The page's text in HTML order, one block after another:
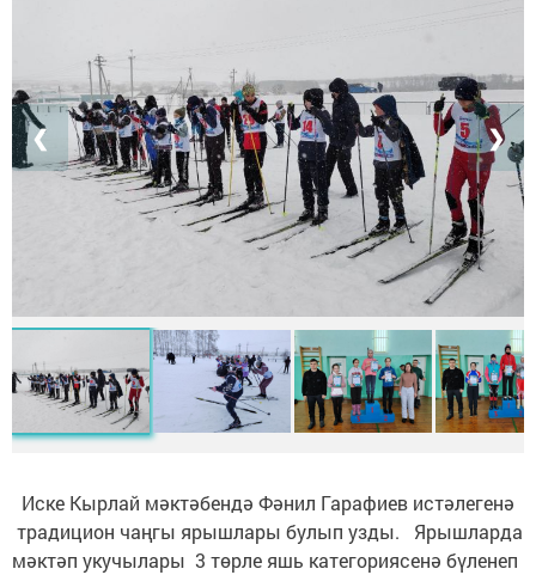
❮ ❯
Иске Кырлай мәктәбендә Фәнил Гарафиев истәлегенә
традицион чаңгы ярышлары булып узды. Ярышларда
мәктәп укучылары 3 төрле яшь категориясенә бүленеп